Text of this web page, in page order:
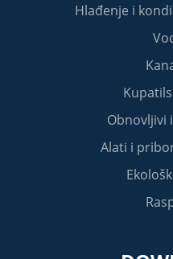
Hlađenje i
Obnovljivi
Alati i